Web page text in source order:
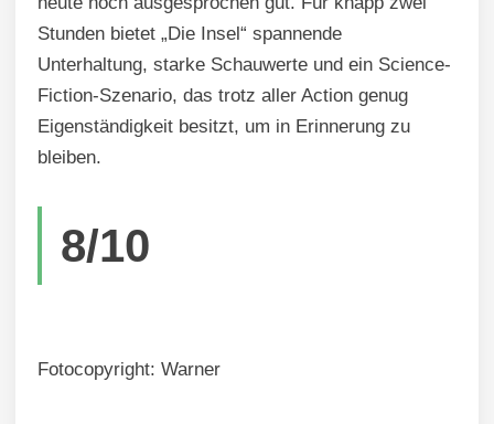
Stunden bietet „Die Insel“ spannende
Unterhaltung, starke Schauwerte und ein Science-
Fiction-Szenario, das trotz aller Action genug
Eigenständigkeit besitzt, um in Erinnerung zu
bleiben.
8/10
Fotocopyright: Warner